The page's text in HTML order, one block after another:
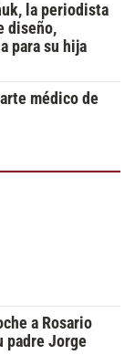
la periodista
diseño,
para su hija
médico de
a Rosario
padre Jorge